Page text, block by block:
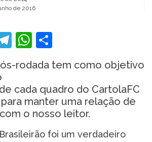
de 2016
Telegram
WhatsApp
rodada tem como objetivo
cada quadro do CartolaFC
manter uma relação de
o nosso leitor.
foi um verdadeiro